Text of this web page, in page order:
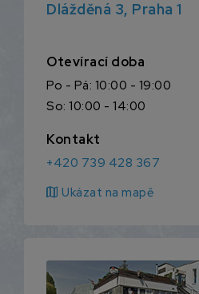
Dlážděná 3, Praha 1
Otevírací doba
Po - Pá: 10:00 - 19:00
So: 10:00 - 14:00
Kontakt
+420 739 428 367
map Ukázat na mapě